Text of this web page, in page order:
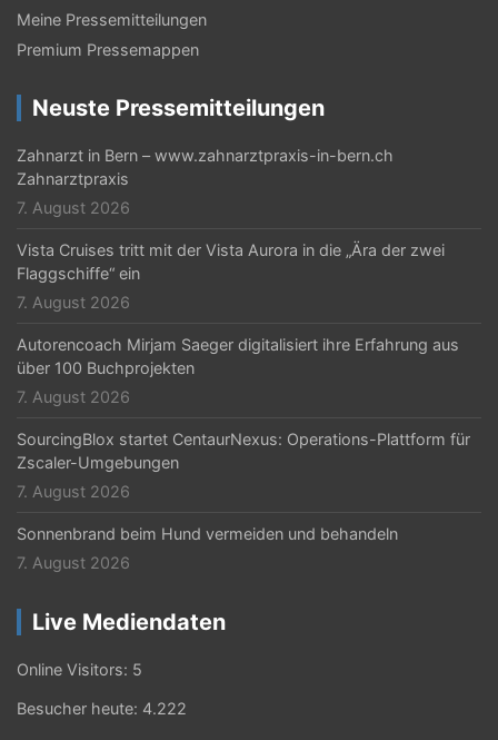
Meine Pressemitteilungen
Premium Pressemappen
Neuste Pressemitteilungen
Zahnarzt in Bern – www.zahnarztpraxis-in-bern.ch
Zahnarztpraxis
7. August 2026
Vista Cruises tritt mit der Vista Aurora in die „Ära der zwei
Flaggschiffe“ ein
7. August 2026
Autorencoach Mirjam Saeger digitalisiert ihre Erfahrung aus
über 100 Buchprojekten
7. August 2026
SourcingBlox startet CentaurNexus: Operations-Plattform für
Zscaler-Umgebungen
7. August 2026
Sonnenbrand beim Hund vermeiden und behandeln
7. August 2026
Live Mediendaten
Online Visitors: 5
Besucher heute: 4.222